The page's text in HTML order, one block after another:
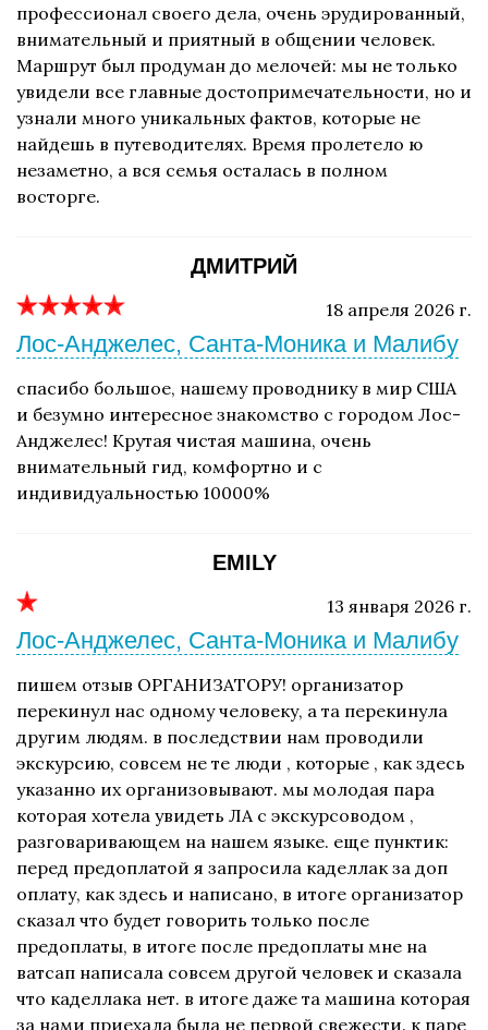
профессионал своего дела, очень эрудированный,
внимательный и приятный в общении человек.
Маршрут был продуман до мелочей: мы не только
увидели все главные достопримечательности, но и
узнали много уникальных фактов, которые не
найдешь в путеводителях. Время пролетело ю
незаметно, а вся семья осталась в полном
восторге.
ДМИТРИЙ
18 апреля 2026 г.
Лос-Анджелес, Санта-Моника и Малибу
спасибо большое, нашему проводнику в мир США
и безумно интересное знакомство с городом Лос-
Анджелес! Крутая чистая машина, очень
внимательный гид, комфортно и с
индивидуальностью 10000%
EMILY
13 января 2026 г.
Лос-Анджелес, Санта-Моника и Малибу
пишем отзыв ОРГАНИЗАТОРУ! организатор
перекинул нас одному человеку, а та перекинула
другим людям. в последствии нам проводили
экскурсию, совсем не те люди , которые , как здесь
указанно их организовывают. мы молодая пара
которая хотела увидеть ЛА с экскурсоводом ,
разговаривающем на нашем языке. еще пунктик:
перед предоплатой я запросила каделлак за доп
оплату, как здесь и написано, в итоге организатор
сказал что будет говорить только после
предоплаты, в итоге после предоплаты мне на
ватсап написала совсем другой человек и сказала
что каделлака нет. в итоге даже та машина которая
за нами приехала была не первой свежести. к паре